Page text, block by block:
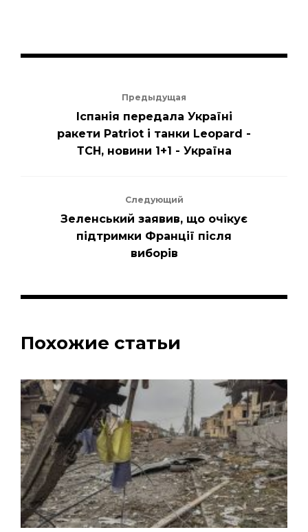
Предыдущая
Іспанія передала Україні
ракети Patriot і танки Leopard -
ТСН, новини 1+1 - Україна
Следующий
Зеленський заявив, що очікує
підтримки Франції після
виборів
Похожие статьи